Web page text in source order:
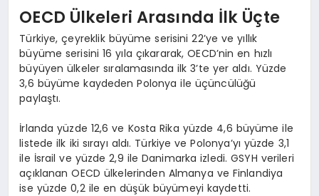
OECD Ülkeleri Arasında İlk Üçte
Türkiye, çeyreklik büyüme serisini 22’ye ve yıllık
büyüme serisini 16 yıla çıkararak, OECD’nin en hızlı
büyüyen ülkeler sıralamasında ilk 3’te yer aldı. Yüzde
3,6 büyüme kaydeden Polonya ile üçüncülüğü
paylaştı.
İrlanda yüzde 12,6 ve Kosta Rika yüzde 4,6 büyüme ile
listede ilk iki sırayı aldı. Türkiye ve Polonya’yı yüzde 3,1
ile İsrail ve yüzde 2,9 ile Danimarka izledi. GSYH verileri
açıklanan OECD ülkelerinden Almanya ve Finlandiya
ise yüzde 0,2 ile en düşük büyümeyi kaydetti.